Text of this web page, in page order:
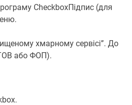
CheckboxПідпис (для
хмарному сервісі”. До
або ФОП).